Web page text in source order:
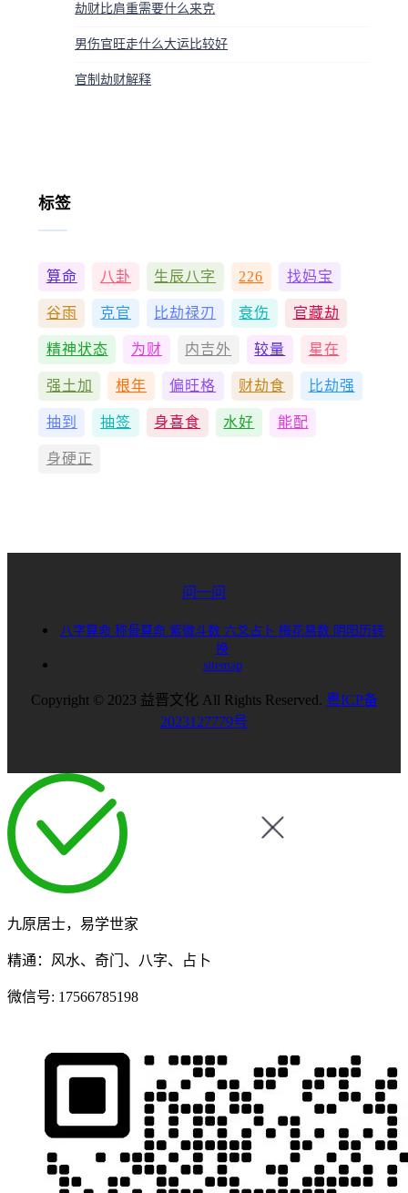
劫财比肩重需要什么来克
男伤官旺走什么大运比较好
官制劫财解释
标签
算命 八卦 生辰八字 226 找妈宝
谷雨 克官 比劫禄刃 衰伤 官藏劫
精神状态 为财 内吉外 较量 星在
强土加 根年 偏旺格 财劫食 比劫强
抽到 抽签 身喜食 水好 能配
身硬正
问一问
八字算命 称骨算命 紫微斗数 六爻占卜 梅花易数 阴阳历转
换
sitemap
Copyright © 2023 益晋文化 All Rights Reserved. 粤ICP备
2023127779号
九原居士，易学世家
精通：风水、奇门、八字、占卜
微信号: 17566785198